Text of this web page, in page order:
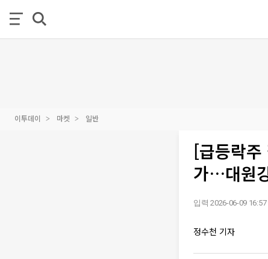
이투데이 마켓 일반
[급등락
가…대원
입력 2026-06-09 16:57
정수천 기자